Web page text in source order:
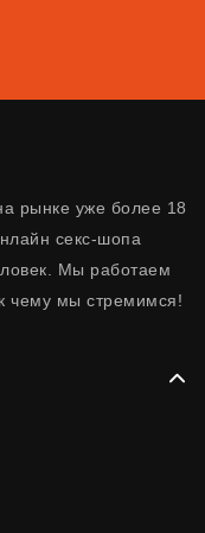
рынке уже более 18
секс-шопа
Мы работаем
чему мы стремимся!